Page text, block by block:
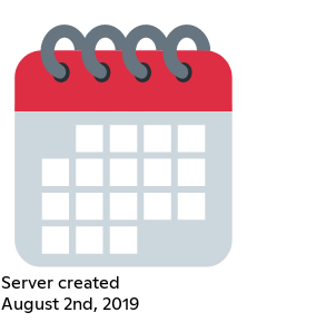
Server created
August 2nd, 2019